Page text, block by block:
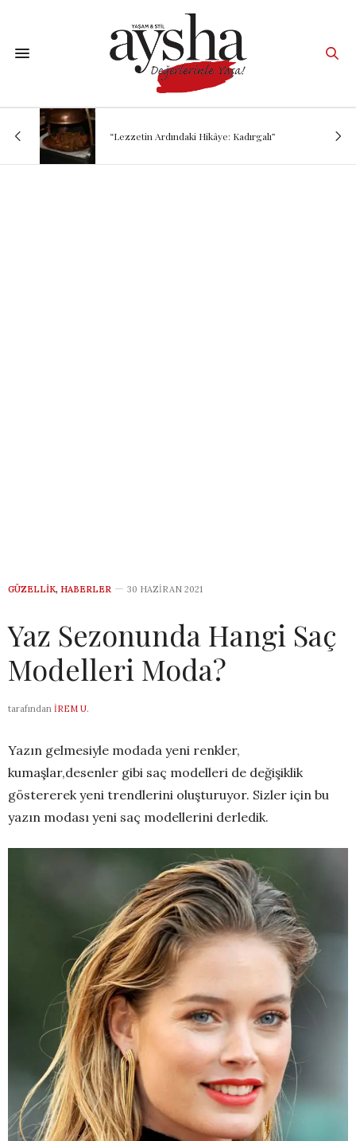
“Lezzetin Ardındaki Hikâye: Kadırgalı”
GÜZELLIK, HABERLER 30 HAZIRAN 2021
Yaz Sezonunda Hangi Saç
Modelleri Moda?
tarafından İREM U.
Yazın gelmesiyle modada yeni renkler,
kumaşlar,desenler gibi saç modelleri de değişiklik
göstererek yeni trendlerini oluşturuyor. Sizler için bu
yazın modası yeni saç modellerini derledik.